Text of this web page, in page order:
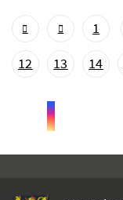
1
12
13 14